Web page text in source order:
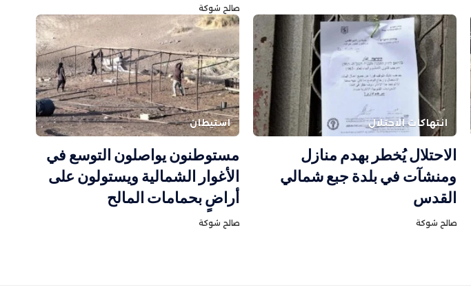
صالح شوكة
انتهاكات الاحتلال
الاحتلال يُخطر بهدم منازل
ومنشآت في بلدة جبع شمالي
القدس
صالح شوكة
استيطان
مستوطنون يواصلون التوسع في
الأغوار الشمالية ويستولون على
أراضٍ بحمامات المالح
صالح شوكة